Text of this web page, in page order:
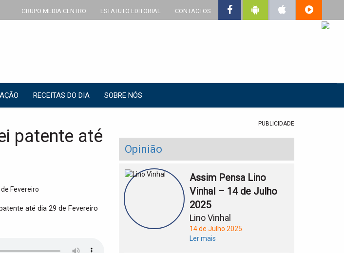
GRUPO MEDIA CENTRO ESTATUTO EDITORIAL CONTACTOS
RECEITAS DO DIA SOBRE NÓS
patente até
até dia 29 de Fevereiro
PUBLICIDADE
Opinião
Assim Pensa Lino
Vinhal – 14 de Julho
2025
Lino Vinhal
14 de Julho 2025
Ler mais